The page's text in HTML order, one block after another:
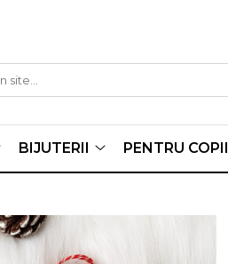
BIJUTERII PENTRU COPII